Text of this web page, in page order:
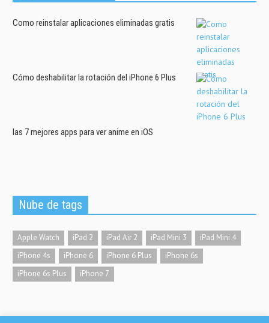
Como reinstalar aplicaciones eliminadas gratis
Cómo deshabilitar la rotación del iPhone 6 Plus
las 7 mejores apps para ver anime en iOS
Nube de tags
Apple Watch iPad 2 iPad Air 2 iPad Mini 3
iPad Mini 4
iPhone 4s
iPhone 6 iPhone 6 Plus
iPhone 6s
iPhone 6s Plus
iPhone 7